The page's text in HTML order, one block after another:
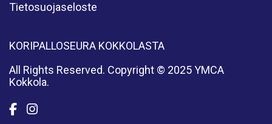
Tietosuojaseloste
KORIPALLOSEURA KOKKOLASTA
All Rights Reserved. Copyright © 2025 YMCA
Kokkola.